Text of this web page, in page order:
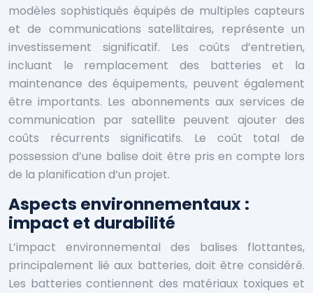
modèles sophistiqués équipés de multiples capteurs
et de communications satellitaires, représente un
investissement significatif. Les coûts d’entretien,
incluant le remplacement des batteries et la
maintenance des équipements, peuvent également
être importants. Les abonnements aux services de
communication par satellite peuvent ajouter des
coûts récurrents significatifs. Le coût total de
possession d’une balise doit être pris en compte lors
de la planification d’un projet.
Aspects environnementaux :
impact et durabilité
L’impact environnemental des balises flottantes,
principalement lié aux batteries, doit être considéré.
Les batteries contiennent des matériaux toxiques et